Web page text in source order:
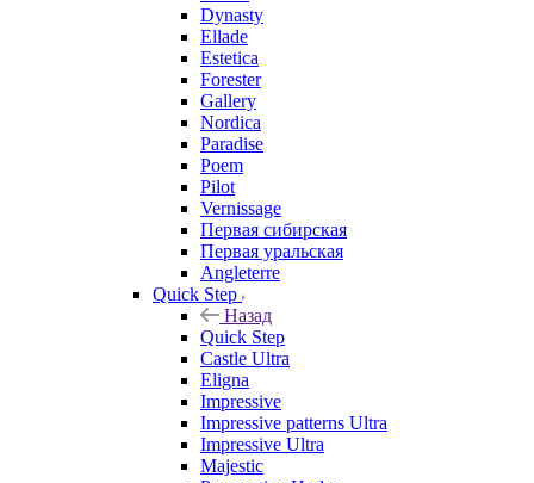
Dynasty
Ellade
Estetica
Forester
Gallery
Nordica
Paradise
Poem
Pilot
Vernissage
Первая сибирская
Первая уральская
Angleterre
Quick Step
Назад
Quick Step
Castle Ultra
Eligna
Impressive
Impressive patterns Ultra
Impressive Ultra
Majestic